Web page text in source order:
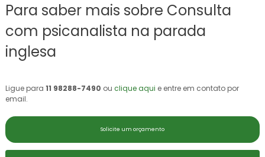
Para saber mais sobre Consulta
com psicanalista na parada
inglesa
Ligue para 11 98288-7490 ou clique aqui e entre em contato por
email.
Solicite um orçamento